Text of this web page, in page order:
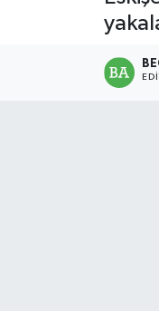
Kültür - Sanat
Magazin